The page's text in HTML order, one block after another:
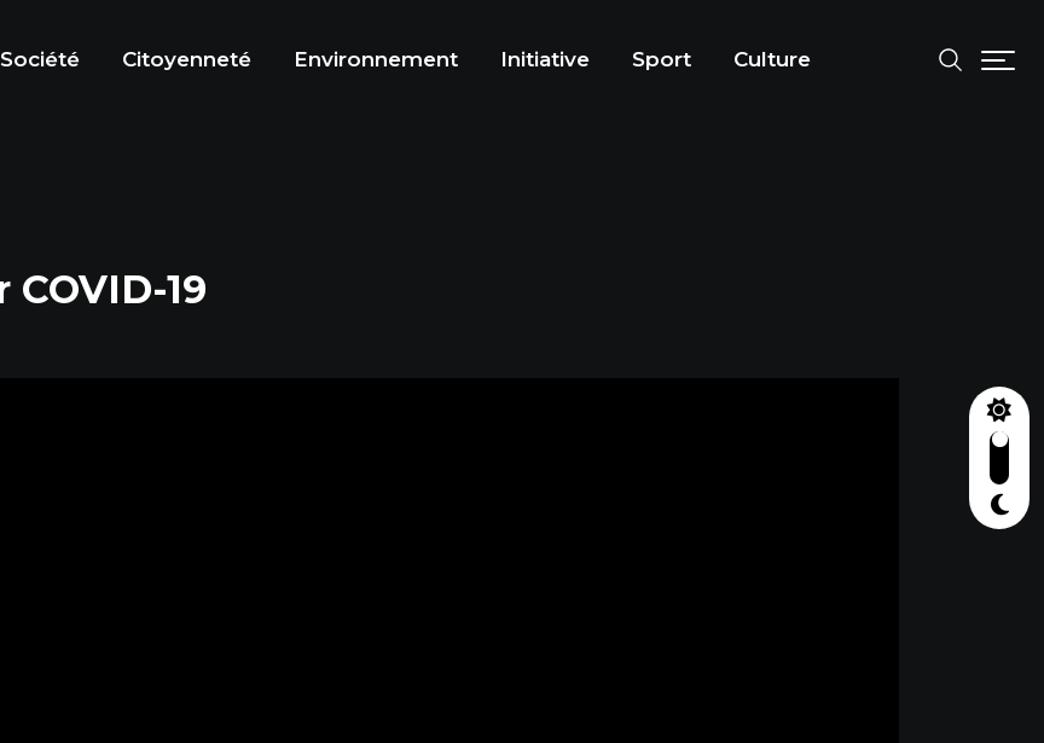
Société Citoyenneté Environnement Initiative Sport Culture
19